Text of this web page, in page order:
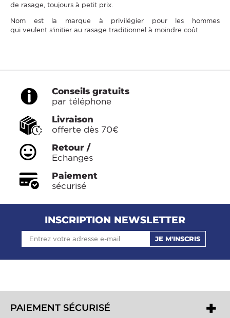
de rasage, toujours à petit prix.
Nom est la marque à privilégier pour les hommes
qui veulent s'initier au rasage traditionnel à moindre coût.
Conseils gratuits
par téléphone
Livraison
offerte dès 70€
Retour /
Echanges
Paiement
sécurisé
INSCRIPTION NEWSLETTER
JE M'INSCRIS
PAIEMENT SÉCURISÉ